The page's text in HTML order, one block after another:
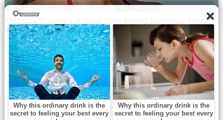
© Copyright All right reserved ByNavbharat Samay
WordPress Powered
By